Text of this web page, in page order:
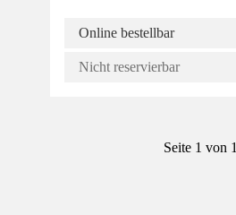
Online bestellbar
Nicht reservierbar
Seite 1 von 1